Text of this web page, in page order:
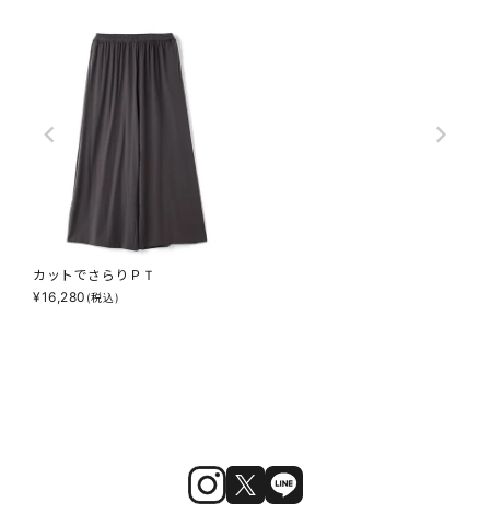
カットでさらりＰＴ
¥16,280 (税込)